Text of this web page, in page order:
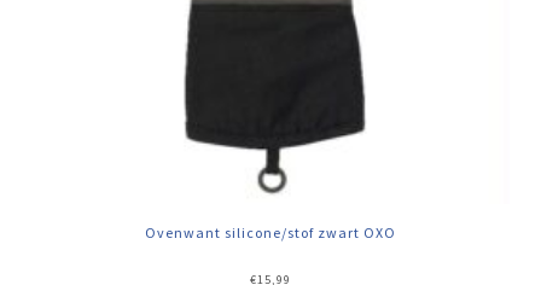
Ovenwant silicone/stof zwart OXO
€15,99